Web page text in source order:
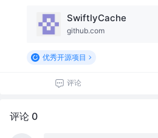
SwiftlyCache
github.com
优秀开源项目
评论
评论 0